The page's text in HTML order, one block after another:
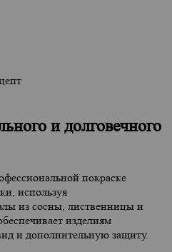
и долговечного
покраске
используя
из сосны, лиственницы и
изделиям
и дополнительную защиту.